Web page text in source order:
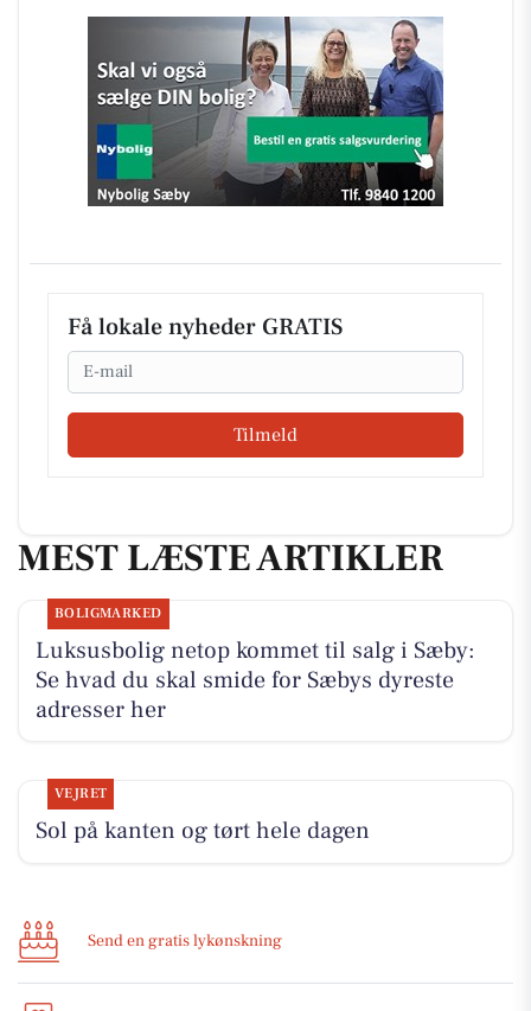
Få lokale nyheder GRATIS
Email
Tilmeld
MEST LÆSTE ARTIKLER
BOLIGMARKED
Luksusbolig netop kommet til salg i Sæby:
Se hvad du skal smide for Sæbys dyreste
adresser her
VEJRET
Sol på kanten og tørt hele dagen
Send en gratis lykønskning